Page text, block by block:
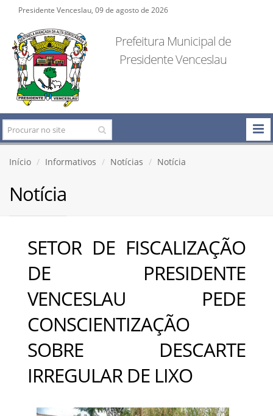
Presidente Venceslau, 09 de agosto de 2026
Prefeitura Municipal de
Presidente Venceslau
Início Informativos Notícias Notícia
Notícia
SETOR DE FISCALIZAÇÃO
DE PRESIDENTE
VENCESLAU PEDE
CONSCIENTIZAÇÃO
SOBRE DESCARTE
IRREGULAR DE LIXO